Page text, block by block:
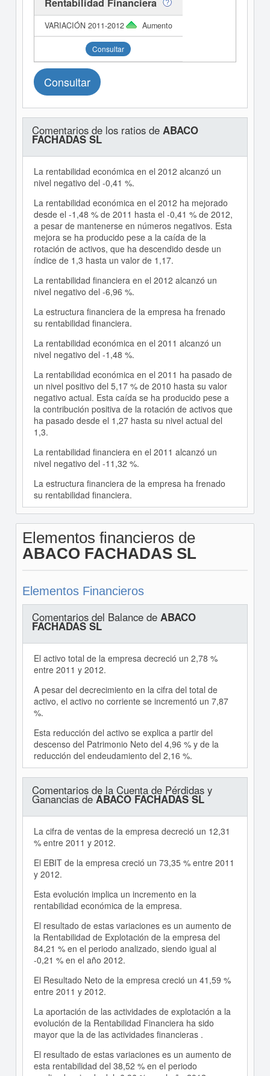
Aumento
Consultar
Consultar
Comentarios de los ratios de ABACO
FACHADAS SL
La rentabilidad económica en el 2012 alcanzó un
nivel negativo del -0,41 %.
La rentabilidad económica en el 2012 ha mejorado
desde el -1,48 % de 2011 hasta el -0,41 % de 2012,
a pesar de mantenerse en números negativos. Esta
mejora se ha producido pese a la caída de la
rotación de activos, que ha descendido desde un
índice de 1,3 hasta un valor de 1,17.
La rentabilidad financiera en el 2012 alcanzó un
nivel negativo del -6,96 %.
La estructura financiera de la empresa ha frenado
su rentabilidad financiera.
La rentabilidad económica en el 2011 alcanzó un
nivel negativo del -1,48 %.
La rentabilidad económica en el 2011 ha pasado de
un nivel positivo del 5,17 % de 2010 hasta su valor
negativo actual. Esta caída se ha producido pese a
la contribución positiva de la rotación de activos que
ha pasado desde el 1,27 hasta su nivel actual del
1,3.
La rentabilidad financiera en el 2011 alcanzó un
nivel negativo del -11,32 %.
La estructura financiera de la empresa ha frenado
su rentabilidad financiera.
Elementos financieros de
ABACO FACHADAS SL
Elementos Financieros
Comentarios del Balance de ABACO
FACHADAS SL
El activo total de la empresa decreció un 2,78 %
entre 2011 y 2012.
A pesar del decrecimiento en la cifra del total de
activo, el activo no corriente se incrementó un 7,87
%.
Esta reducción del activo se explica a partir del
descenso del Patrimonio Neto del 4,96 % y de la
reducción del endeudamiento del 2,16 %.
Comentarios de la Cuenta de Pérdidas y
Ganancias deABACO FACHADAS SL
La cifra de ventas de la empresa decreció un 12,31
% entre 2011 y 2012.
El EBIT de la empresa creció un 73,35 % entre 2011
y 2012.
Esta evolución implica un incremento en la
rentabilidad económica de la empresa.
El resultado de estas variaciones es un aumento de
la Rentabilidad de Explotación de la empresa del
84,21 % en el periodo analizado, siendo igual al
-0,21 % en el año 2012.
El Resultado Neto de la empresa creció un 41,59 %
entre 2011 y 2012.
La aportación de las actividades de explotación a la
evolución de la Rentabilidad Financiera ha sido
mayor que la de las actividades financieras .
El resultado de estas variaciones es un aumento de
esta rentabilidad del 38,52 % en el periodo